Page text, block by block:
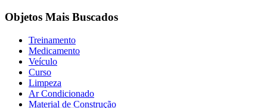
Objetos Mais Buscados
Treinamento
Medicamento
Veículo
Curso
Limpeza
Ar Condicionado
Material de Construção